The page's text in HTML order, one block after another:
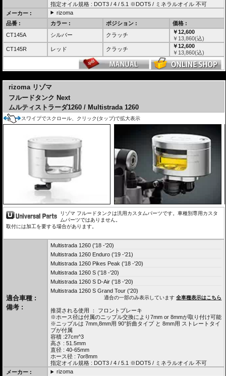
指定オイル規格 : DOT3 / 4 / 5.1 ※DOT5 / ミネラルオイル 不可
メーカー :
rizoma
品番 :
カラー : ポジション :
価格 :
CT145A
シルバー クラッチ
￥12,600
￥ 13,860(込)
CT145R
レッド クラッチ
￥12,600
￥ 13,860(込)
rizoma リゾマ
フルードタンク Next
ムルティストラーダ1260 / Multistrada 1260
スワイプでスクロール、クリック(タップ)で拡大表示
リゾマ フルードタンクは汎用カスタムパーツです。車種別専用カスタ
ムパーツではありません。
取付には加工を要する場合があります。
適合車種 :
備考 :
Multistrada 1260 ('18 -'20)
Multistrada 1260 Enduro ('19 -'21)
Multistrada 1260 Pikes Peak ('18 -'20)
Multistrada 1260 S ('18 -'20)
Multistrada 1260 S D-Air ('18 -'20)
Multistrada 1260 S Grand Tour ('20)
適合の一部のみ表示しています全車種表示はこちら
推奨される使用 ： フロントブレーキ
※ホース径は付属のニップル交換により7mm or 8mmが取り付け可能
※ニップルは 7mm,8mm用 90°折曲タイプ と 8mm用 ストレートタイ
プが付属
容積 :27cm^3
高さ : 51.5mm
直径 : 40-65mm
ホース径 : 7or8mm
指定オイル規格 : DOT3 / 4 / 5.1 ※DOT5 / ミネラルオイル 不可
メーカー :
rizoma